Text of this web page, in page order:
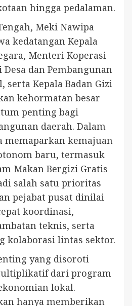
hingga pedalaman.
Meki Nawipa
kedatangan Kepala
Menteri Koperasi
dan Pembangunan
serta Kepala Badan Gizi
kehormatan besar
penting bagi
daerah. Dalam
kemajuan
baru, termasuk
Makan Bergizi Gratis
salah satu prioritas
pejabat pusat dinilai
koordinasi,
teknis, serta
kolaborasi lintas sektor.
yang disoroti
dari program
lokal.
hanya memberikan